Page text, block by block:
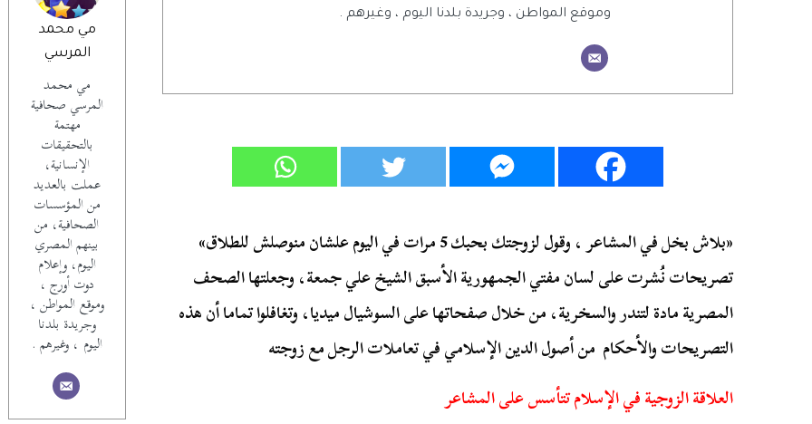
مي محمد
المرسي
مي محمد
المرسي صحافية
مهتمة
بالتحقيقات
الإنسانية،
عملت بالعديد
من المؤسسات
الصحافية، من
بينهم المصري
اليوم، وإعلام
دوت أورج ،
وموقع المواطن ،
وجريدة بلدنا
اليوم ، وغيرهم .
وموقع المواطن ، وجريدة بلدنا اليوم ، وغيرهم .
«بلاش بخل في المشاعر ، وقول لزوجتك بحبك 5 مرات في اليوم علشان منوصلش للطلاق»
تصريحات نُشرت على لسان مفتي الجمهورية الأسبق الشيخ علي جمعة، وجعلتها الصحف
المصرية مادة لتندر والسخرية، من خلال صفحاتها على السوشيال ميديا، وتغافلوا تماما أن هذه
التصريحات والأحكام من أصول الدين الإسلامي في تعاملات الرجل مع زوجته
العلاقة الزوجية في الإسلام تتأسس على المشاعر